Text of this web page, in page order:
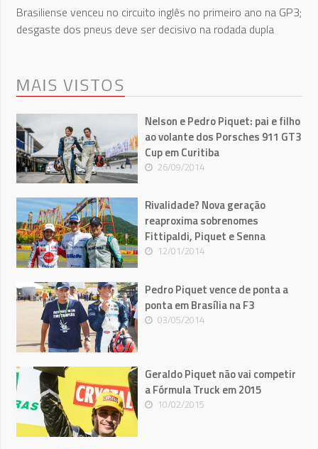
Brasiliense venceu no circuito inglês no primeiro ano na GP3;
desgaste dos pneus deve ser decisivo na rodada dupla
MAIS VISTOS
Nelson e Pedro Piquet: pai e filho
ao volante dos Porsches 911 GT3
Cup em Curitiba
26/09/2014
Rivalidade? Nova geração
reaproxima sobrenomes
Fittipaldi, Piquet e Senna
12/01/2014
Pedro Piquet vence de ponta a
ponta em Brasília na F3
03/05/2014
Geraldo Piquet não vai competir
a Fórmula Truck em 2015
10/02/2015